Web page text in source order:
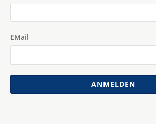
EMail
ANMELDEN